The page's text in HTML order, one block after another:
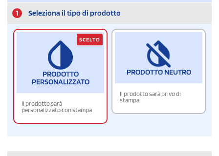
1 Seleziona il tipo di prodotto
PRODOTTO
PERSONALIZZATO
Il prodotto sarà
personalizzato con stampa
SCELTO
PRODOTTO NEUTRO
Il prodotto sarà privo di
stampa.